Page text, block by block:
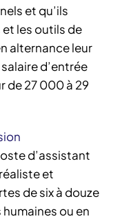
et qu’ils
les outils de
alternance leur
d’entrée
de 27 000 à 29
d’assistant
et
de six à douze
ou en